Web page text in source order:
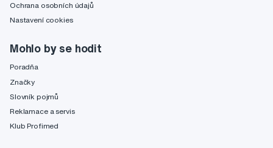
Ochrana osobních údajů
Nastavení cookies
Mohlo by se hodit
Poradňa
Značky
Slovník pojmů
Reklamace a servis
Klub Profimed